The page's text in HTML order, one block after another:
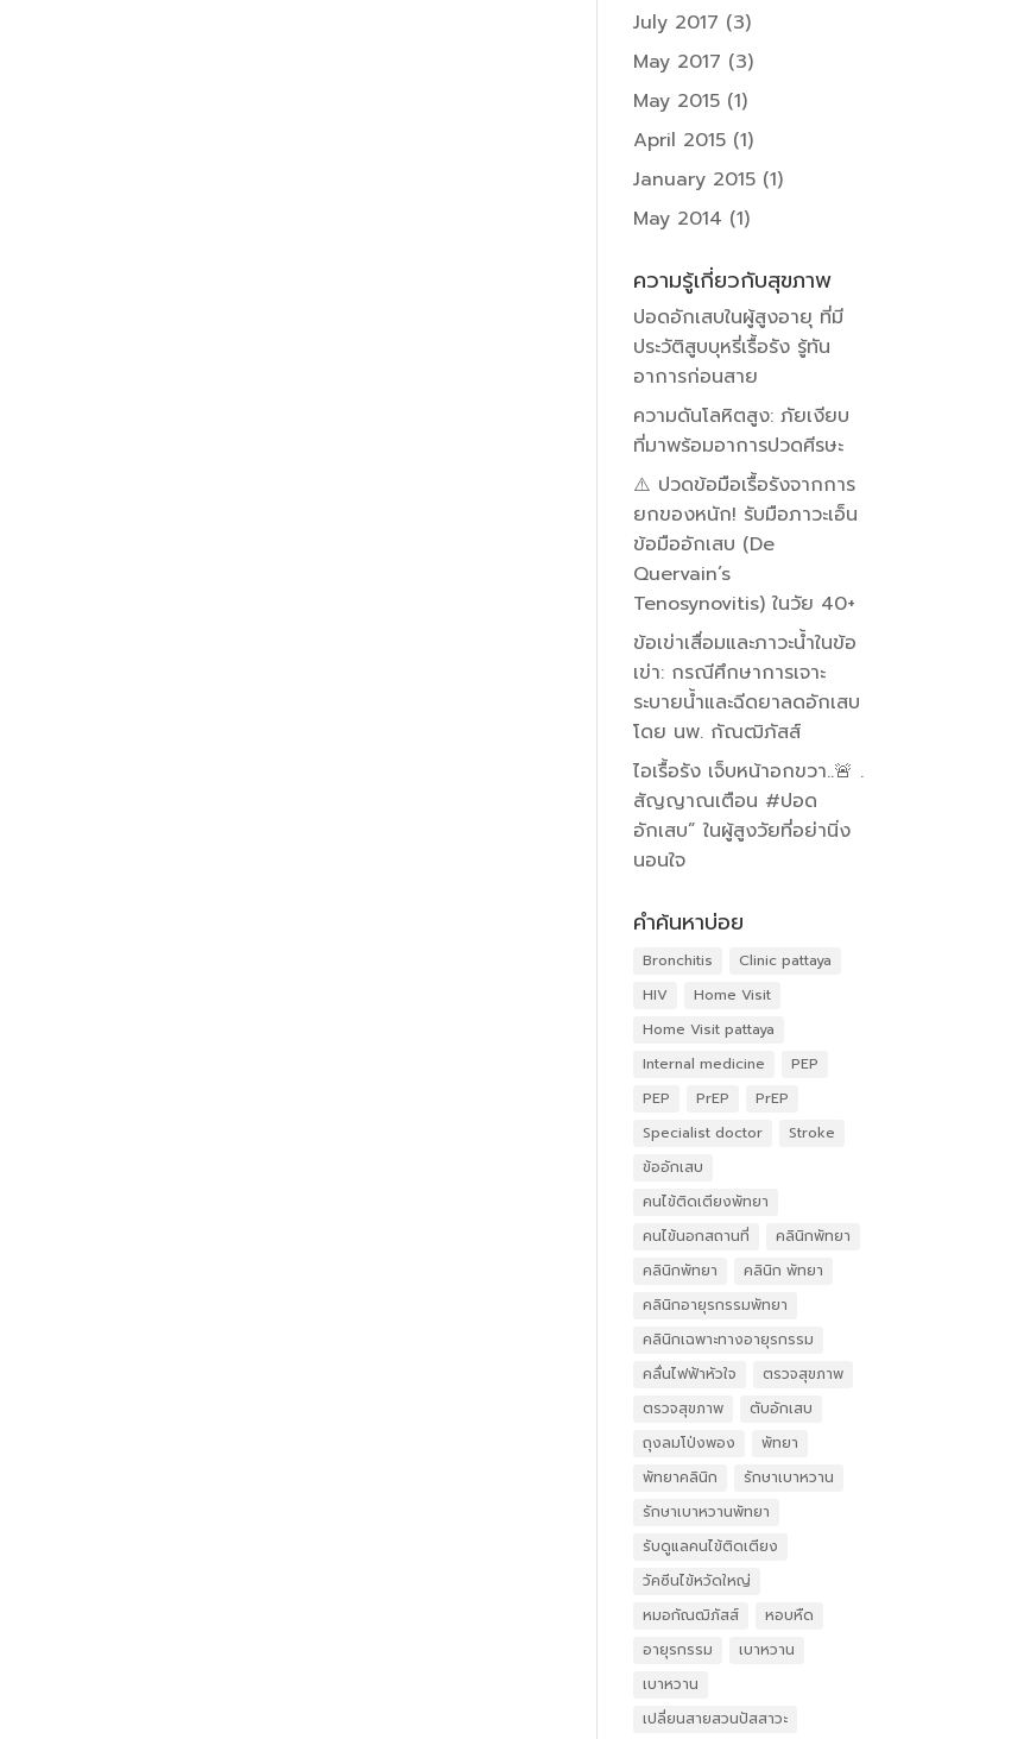
July 2017 (3)
May 2017 (3)
May 2015 (1)
April 2015 (1)
January 2015 (1)
May 2014 (1)
ความรู้เกี่ยวกับสุขภาพ
ปอดอักเสบในผู้สูงอายุ ที่มี
ประวัติสูบบุหรี่เรื้อรัง รู้ทัน
อาการก่อนสาย
ความดันโลหิตสูง: ภัยเงียบ
ที่มาพร้อมอาการปวดศีรษะ
⚠️ ปวดข้อมือเรื้อรังจากการ
ยกของหนัก! รับมือภาวะเอ็น
ข้อมืออักเสบ (De
Quervain’s
Tenosynovitis) ในวัย 40+
ข้อเข่าเสื่อมและภาวะน้ำในข้อ
เข่า: กรณีศึกษาการเจาะ
ระบายน้ำและฉีดยาลดอักเสบ
โดย นพ. กัณฒิภัสส์
ไอเรื้อรัง เจ็บหน้าอกขวา..🚨 .
สัญญาณเตือน #ปอด
อักเสบ” ในผู้สูงวัยที่อย่านิ่ง
นอนใจ
คำค้นหาบ่อย
Bronchitis
Clinic pattaya
HIV
Home Visit
Home Visit pattaya
Internal medicine
PEP
PEP
PrEP
PrEP
Specialist doctor
Stroke
ข้ออักเสบ
คนไข้ติดเตียงพัทยา
คนไข้นอกสถานที่
คลินิกพัทยา
คลินิกพัทยา
คลินิก พัทยา
คลินิกอายุรกรรมพัทยา
คลินิกเฉพาะทางอายุรกรรม
คลื่นไฟฟ้าหัวใจ
ตรวจสุขภาพ
ตรวจสุขภาพ
ตับอักเสบ
ถุงลมโป่งพอง
พัทยา
พัทยาคลินิก
รักษาเบาหวาน
รักษาเบาหวานพัทยา
รับดูแลคนไข้ติดเตียง
วัคซีนไข้หวัดใหญ่
หมอกัณฒิภัสส์
หอบหืด
อายุรกรรม
เบาหวาน
เบาหวาน
เปลี่ยนสายสวนปัสสาวะ